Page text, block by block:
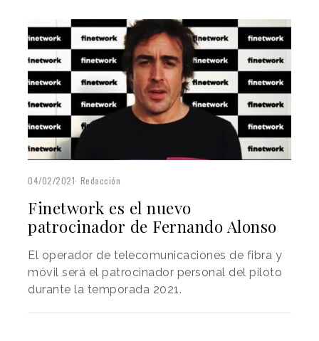
04/02/2021 Redacción
Finetwork es el nuevo
patrocinador de Fernando Alonso
El operador de telecomunicaciones de fibra y
móvil será el patrocinador personal del piloto
durante la temporada 2021.